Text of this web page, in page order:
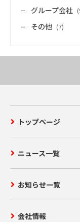
グループ会社
その他 (7)
トップページ
ニュース一覧
お知らせ一覧
会社情報